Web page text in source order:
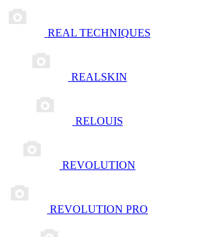
REAL TECHNIQUES
REALSKIN
RELOUIS
REVOLUTION
REVOLUTION PRO